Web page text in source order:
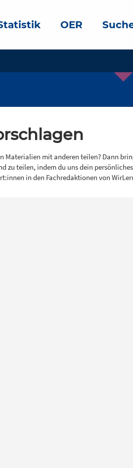
OER
Materialien mit anderen teilen? Dann
zu teilen, indem du uns dein
in den Fachredaktionen von